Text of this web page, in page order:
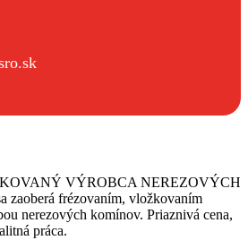
VÝROBCA NEREZOVÝCH
zaoberá frézovaním, vložkovaním
nerezových komínov. Priaznivá cena,
práca.